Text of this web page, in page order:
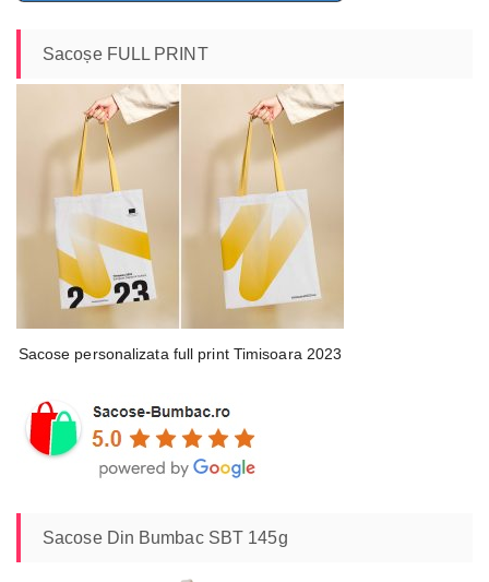
Sacoșe FULL PRINT
Sacose personalizata full print Timisoara 2023
Sacose Din Bumbac SBT 145g